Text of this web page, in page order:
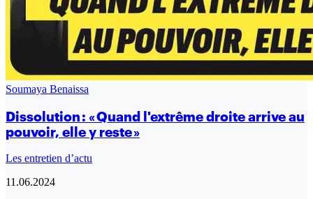
Soumaya Benaissa
Dissolution : « Quand l'extrême droite arrive au
pouvoir, elle y reste »
Les entretien d’actu
11.06.2024